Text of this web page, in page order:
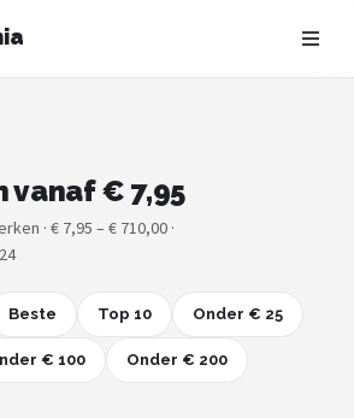
vanaf € 7,95
· € 7,95 – € 710,00 ·
Beste Top 10 Onder € 25
€ 100 Onder € 200